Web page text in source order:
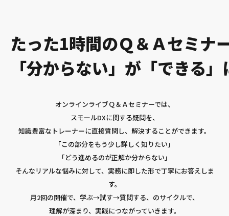
たった1時間のＱ＆Ａセミナ
「分からない」が「できる
オンラインライブＱ＆Ａセミナーでは、
スモールDXに関する疑問を、
知識豊富なトレーナーに直接質問し、解決することができます。
「この部分をもう少し詳しく知りたい」
「どう進めるのが正解か分からない」
そんなリアルな悩みに対して、実務に即した形で丁寧にお答えしま
す。
月2回の開催で、学ぶ→試す→質問する、のサイクルで、
理解が深まり、実践につながっていきます。